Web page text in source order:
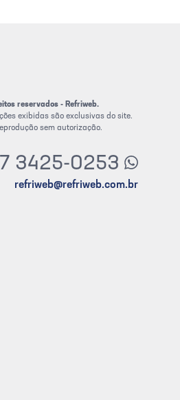
reservados - Refriweb.
exibidas são exclusivas do site.
sem autorização.
3425-0253
refriweb@refriweb.com.br